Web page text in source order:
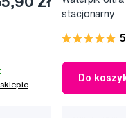
stacjonarny
Do